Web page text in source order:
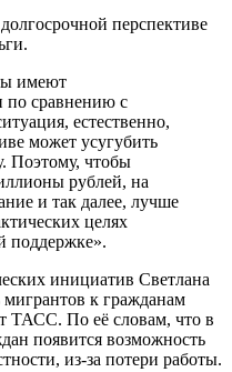
перспективе
имеют
по сравнению с
естественно,
может усугубить
Поэтому, чтобы
рублей, на
и так далее, лучше
целях
поддержке».
инициатив Светлана
к гражданам
ТАСС. По её словам, что в
появится возможность
из-за потери работы.